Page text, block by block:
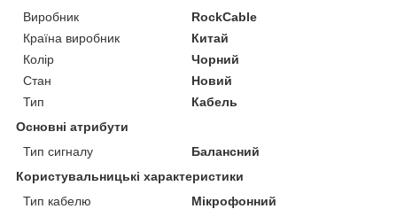
Виробник
RockCable
Країна виробник
Китай
Колір
Чорний
Стан
Новий
Тип
Кабель
Основні атрибути
Тип сигналу
Балансний
Користувальницькі характеристики
Тип кабелю
Мікрофонний